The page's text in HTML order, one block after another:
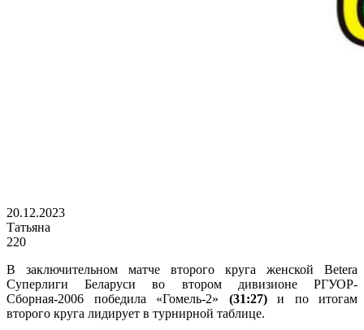
20.12.2023
Татьяна
220
В заключительном матче второго круга женской Betera
Суперлиги Беларуси во втором дивизионе РГУОР-
Сборная-2006 победила «Гомель-2» (31:27)и по итогам
второго круга лидирует в турнирной таблице.